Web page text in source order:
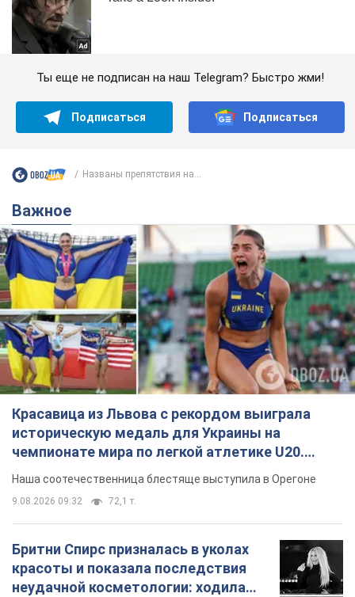
Ты еще не подписан на наш Telegram? Быстро жми!
Подписаться Подписаться
Названы препятствия на...
Важное
Красавица из Львова с рекордом выиграла
историческую медаль для Украины на
чемпионате мира по легкой атлетике U20.
Видео
Наша соотечественница блестяще выступила в Орегоне
9.08.2026 09:32 72,1 т.
Бритни Спирс призналась в уколах
красоты и показала последствия
неудачной косметологии: ходила